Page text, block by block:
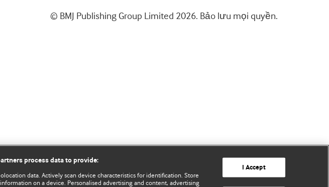
© BMJ Publishing Group Limited 2026. Bảo lưu mọi quyền.
process data to provide:
data. Actively scan device characteristics for identification. Store
on a device. Personalised advertising and content, advertising
I Accept